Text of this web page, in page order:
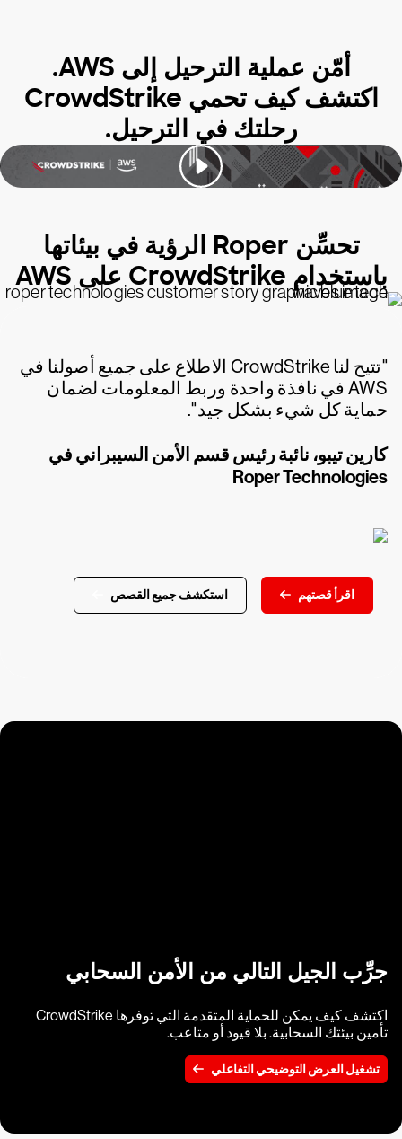
أمّن عملية الترحيل إلى AWS.
اكتشف كيف تحمي CrowdStrike
رحلتك في الترحيل.
تحسِّن Roper الرؤية في بيئاتها
باستخدام CrowdStrike على AWS
"تتيح لنا CrowdStrike الاطلاع على جميع أصولنا في
AWS في نافذة واحدة وربط المعلومات لضمان
حماية كل شيء بشكل جيد".
كارين تيبو، نائبة رئيس قسم الأمن السيبراني في
Roper Technologies
اقرأ قصتهم استكشف جميع القصص
جرِّب الجيل التالي من الأمن السحابي
اكتشف كيف يمكن للحماية المتقدمة التي توفرها CrowdStrike
تأمين بيئتك السحابية. بلا قيود أو متاعب.
تشغيل العرض التوضيحي التفاعلي